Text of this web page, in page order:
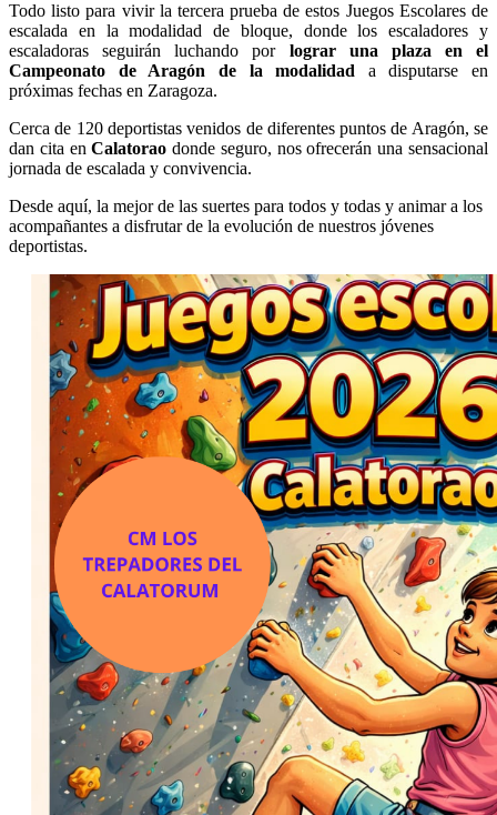
Todo listo para vivir la tercera prueba de estos Juegos Escolares de
escalada en la modalidad de bloque, donde los escaladores y
escaladoras seguirán luchando por lograr una plaza en el
Campeonato de Aragón de la modalidad a disputarse en
próximas fechas en Zaragoza.
Cerca de 120 deportistas venidos de diferentes puntos de Aragón, se
dan cita enCalatorao donde seguro, nos ofrecerán una sensacional
jornada de escalada y convivencia.
Desde aquí, la mejor de las suertes para todos y todas y animar a los
acompañantes a disfrutar de la evolución de nuestros jóvenes
deportistas.